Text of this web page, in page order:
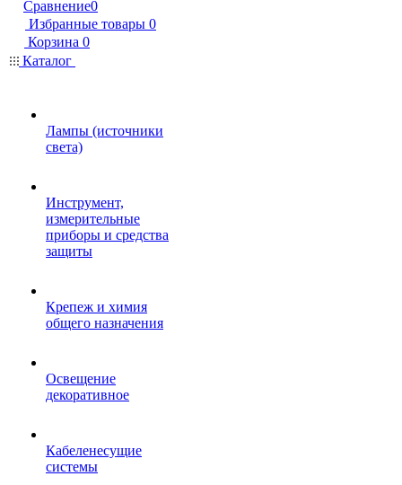
Сравнение0
Избранные товары 0
Корзина 0
Каталог
Лампы (источники
света)
Инструмент,
измерительные
приборы и средства
защиты
Крепеж и химия
общего назначения
Освещение
декоративное
Кабеленесущие
системы